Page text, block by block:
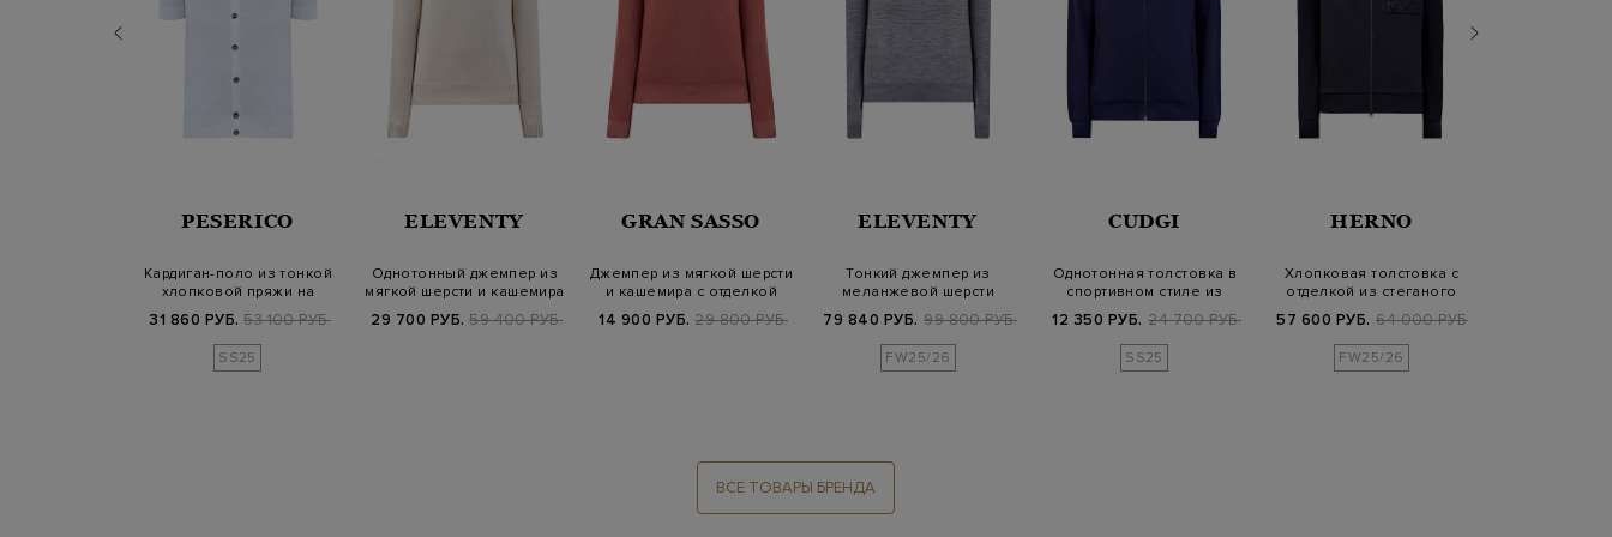
PESERICO
Кардиган-поло из тонкой
хлопковой пряжи на
31 860 РУБ. 53 100 РУБ.
SS25
ELEVENTY
Однотонный джемпер из
мягкой шерсти и кашемира
29 700 РУБ. 59 400 РУБ.
GRAN SASSO
Джемпер из мягкой шерсти
и кашемира с отделкой
14 900 РУБ. 29 800 РУБ.
ELEVENTY
Тонкий джемпер из
меланжевой шерсти
79 840 РУБ. 99 800 РУБ.
FW25/26
CUDGI
Однотонная толстовка в
спортивном стиле из
12 350 РУБ. 24 700 РУБ.
SS25
HERNO
Хлопковая толстовка с
отделкой из стеганого
57 600 РУБ. 64 000 РУБ.
FW25/26
ВСЕ ТОВАРЫ БРЕНДА